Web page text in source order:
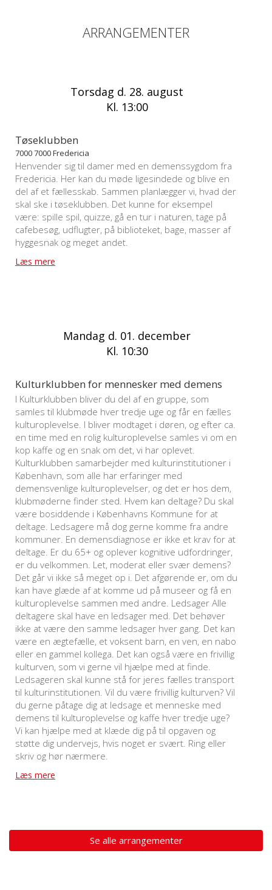
ARRANGEMENTER
Torsdag d. 28. august
Kl. 13:00
Tøseklubben
7000 7000 Fredericia
Henvender sig til damer med en demenssygdom fra
Fredericia. Her kan du møde ligesindede og blive en
del af et fællesskab. Sammen planlægger vi, hvad der
skal ske i tøseklubben. Det kunne for eksempel
være: spille spil, quizze, gå en tur i naturen, tage på
cafebesøg, udflugter, på biblioteket, bage, masser af
hyggesnak og meget andet.
Læs mere
Mandag d. 01. december
Kl. 10:30
Kulturklubben for mennesker med demens
I Kulturklubben bliver du del af en gruppe, som
samles til klubmøde hver tredje uge og får en fælles
kulturoplevelse. I bliver modtaget i døren, og efter ca.
en time med en rolig kulturoplevelse samles vi om en
kop kaffe og en snak om det, vi har oplevet.
Kulturklubben samarbejder med kulturinstitutioner i
København, som alle har erfaringer med
demensvenlige kulturoplevelser, og det er hos dem,
klubmøderne finder sted. Hvem kan deltage? Du skal
være bosiddende i Københavns Kommune for at
deltage. Ledsagere må dog gerne komme fra andre
kommuner. En demensdiagnose er ikke et krav for at
deltage. Er du 65+ og oplever kognitive udfordringer,
er du velkommen. Let, moderat eller svær demens?
Det går vi ikke så meget op i. Det afgørende er, om du
kan have glæde af at komme ud på museer og få en
kulturoplevelse sammen med andre. Ledsager Alle
deltagere skal have en ledsager med. Det behøver
ikke at være den samme ledsager hver gang. Det kan
være en ægtefælle, et voksent barn, en ven, en nabo
eller en gammel kollega. Det kan også være en frivillig
kulturven, som vi gerne vil hjælpe med at finde.
Ledsageren skal kunne stå for jeres fælles transport
til kulturinstitutionen. Vil du være frivillig kulturven? Vil
du gerne påtage dig at ledsage et menneske med
demens til kulturoplevelse og kaffe hver tredje uge?
Vi kan hjælpe med at klæde dig på til opgaven og
støtte dig undervejs, hvis noget er svært. Ring eller
skriv og hør nærmere.
Læs mere
Se alle arrangementer